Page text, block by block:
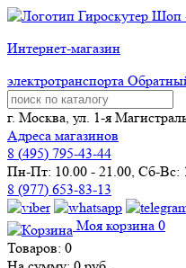
Интернет-магазин
электротранспорта
г. Москва, ул. 1-я
Адреса магазинов
8 (495) 795-43-44
Пн-Пт: 10.00 - 21.00, Сб-Вс:
8 (977) 653-83-13
Моя корзина 0
Товаров: 0